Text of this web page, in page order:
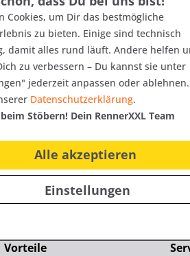
Produkten,
Vorteile
Cookies, um Dir das bestmögliche
zu bieten. Einige sind technisch
damit alles rund läuft. Andere helfen
zu verbessern – Du kannst sie unter
jederzeit anpassen oder
Datenschutzerklärung.
Stöbern! Dein RennerXXL Team
Alle akzeptieren
Einstellungen